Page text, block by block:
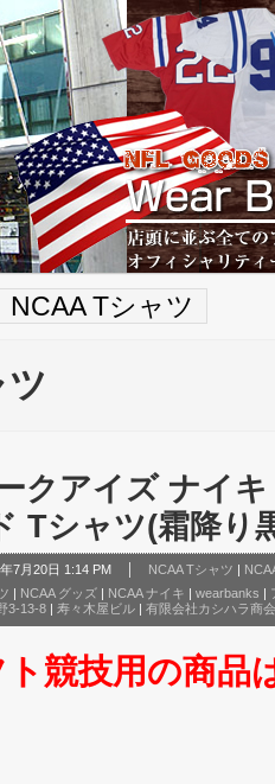
NCAA Tシャツ
クアイズ ナイ
Tシャツ(霜降
7月20日 1:14 PM NCAA Tシャツ
| NCAA グッズ | NCAA ナイキ | wearbanks |
3-13-8 | 寿々木屋ビル | 有限会社カシハラ商会
競技用の商品